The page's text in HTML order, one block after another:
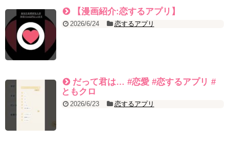
【漫画紹介:恋するアプリ】
2026/6/24 恋するアプリ
だって君は… #恋愛 #恋するアプリ #
ともクロ
2026/6/23 恋するアプリ